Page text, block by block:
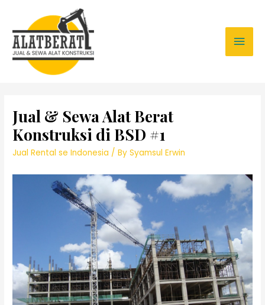
Jual & Sewa Alat Berat
Konstruksi di BSD #1
Jual Rental se Indonesia / BySyamsul Erwin